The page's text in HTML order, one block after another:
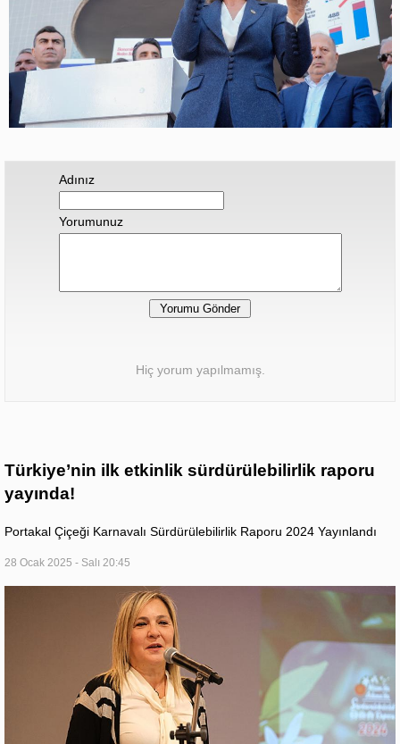
Adınız
Yorumunuz
Hiç yorum yapılmamış.
Türkiye’nin ilk etkinlik sürdürülebilirlik raporu
yayında!
Portakal Çiçeği Karnavalı Sürdürülebilirlik Raporu 2024 Yayınlandı
28 Ocak 2025 - Salı 20:45